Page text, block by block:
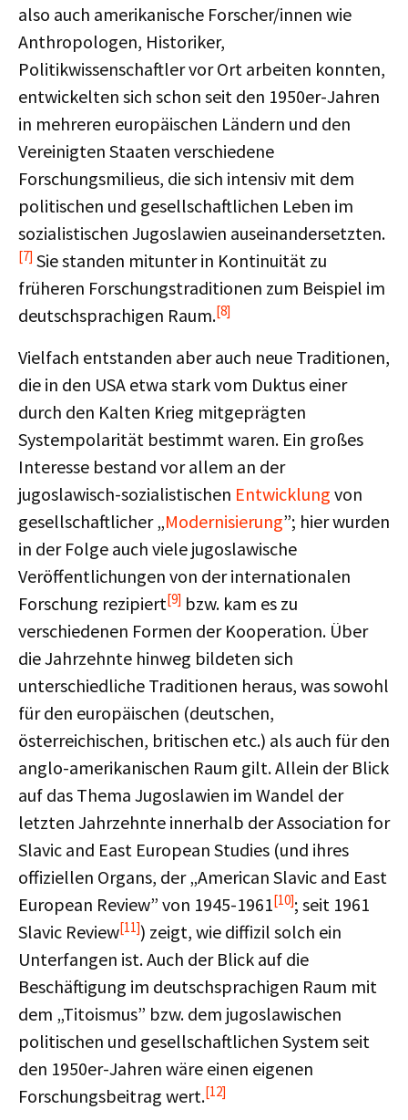
also auch amerikanische Forscher/innen wie
Anthropologen, Historiker,
Politikwissenschaftler vor Ort arbeiten konnten,
entwickelten sich schon seit den 1950er-Jahren
in mehreren europäischen Ländern und den
Vereinigten Staaten verschiedene
Forschungsmilieus, die sich intensiv mit dem
politischen und gesellschaftlichen Leben im
sozialistischen Jugoslawien auseinandersetzten.
[7] Sie standen mitunter in Kontinuität zu
früheren Forschungstraditionen zum Beispiel im
deutschsprachigen Raum.[8]
Vielfach entstanden aber auch neue Traditionen,
die in den USA etwa stark vom Duktus einer
durch den Kalten Krieg mitgeprägten
Systempolarität bestimmt waren. Ein großes
Interesse bestand vor allem an der
jugoslawisch-sozialistischen Entwicklung von
gesellschaftlicher „Modernisierung”; hier wurden
in der Folge auch viele jugoslawische
Veröffentlichungen von der internationalen
Forschung rezipiert[9] bzw. kam es zu
verschiedenen Formen der Kooperation. Über
die Jahrzehnte hinweg bildeten sich
unterschiedliche Traditionen heraus, was sowohl
für den europäischen (deutschen,
österreichischen, britischen etc.) als auch für den
anglo-amerikanischen Raum gilt. Allein der Blick
auf das Thema Jugoslawien im Wandel der
letzten Jahrzehnte innerhalb der Association for
Slavic and East European Studies (und ihres
offiziellen Organs, der „American Slavic and East
European Review” von 1945-1961[10]; seit 1961
Slavic Review[11]) zeigt, wie diffizil solch ein
Unterfangen ist. Auch der Blick auf die
Beschäftigung im deutschsprachigen Raum mit
dem „Titoismus” bzw. dem jugoslawischen
politischen und gesellschaftlichen System seit
den 1950er-Jahren wäre einen eigenen
Forschungsbeitrag wert.[12]